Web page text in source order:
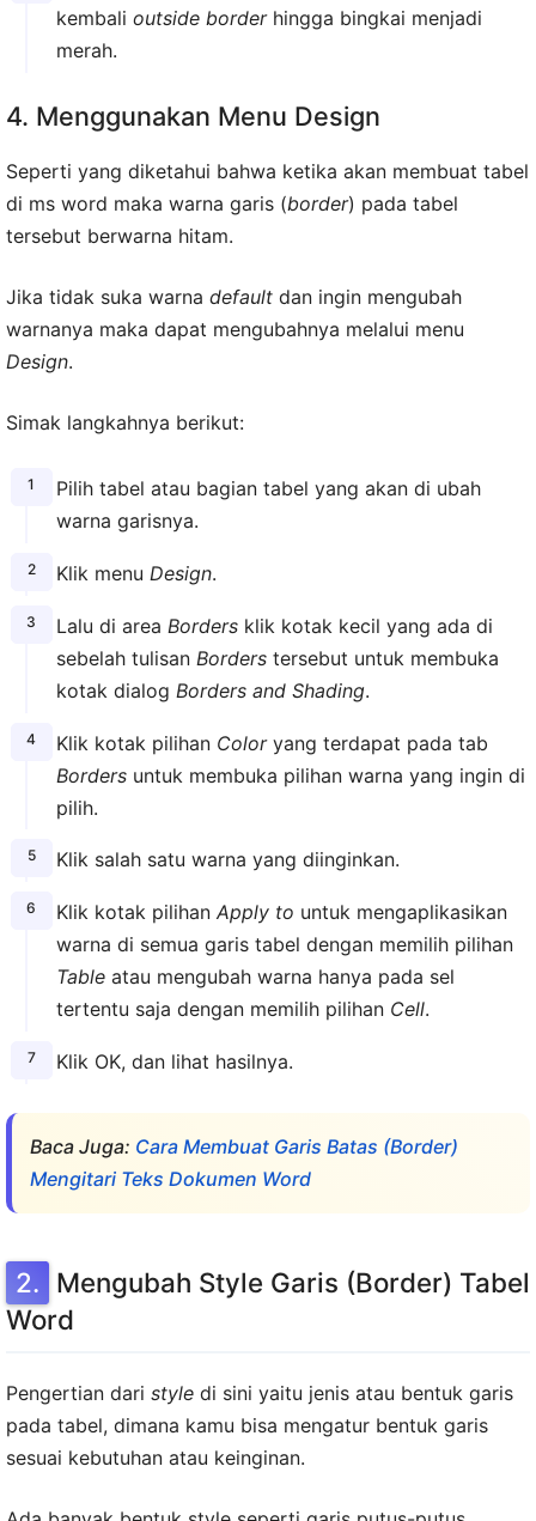
kembali outside borderhingga bingkai menjadi
merah.
4. Menggunakan Menu Design
Seperti yang diketahui bahwa ketika akan membuat tabel
di ms word maka warna garis (border) pada tabel
tersebut berwarna hitam.
Jika tidak suka warna default dan ingin mengubah
warnanya maka dapat mengubahnya melalui menu
Design.
Simak langkahnya berikut:
Pilih tabel atau bagian tabel yang akan di ubah
warna garisnya.
Klik menu Design.
Lalu di area Bordersklik kotak kecil yang ada di
sebelah tulisan Borderstersebut untuk membuka
kotak dialog Borders and Shading.
Klik kotak pilihan Coloryang terdapat pada tab
Bordersuntuk membuka pilihan warna yang ingin di
pilih.
Klik salah satu warna yang diinginkan.
Klik kotak pilihan Apply to untuk mengaplikasikan
warna di semua garis tabel dengan memilih pilihan
Tableatau mengubah warna hanya pada sel
tertentu saja dengan memilih pilihan Cell.
Klik OK, dan lihat hasilnya.
Baca Juga: Cara Membuat Garis Batas (Border)
Mengitari Teks Dokumen Word
Mengubah Style Garis (Border) Tabel
Word
Pengertian dari style di sini yaitu jenis atau bentuk garis
pada tabel, dimana kamu bisa mengatur bentuk garis
sesuai kebutuhan atau keinginan.